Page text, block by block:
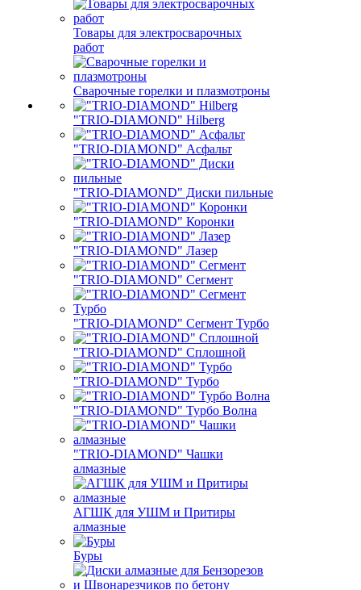
Товары для электросварочных
работ
Сварочные горелки и плазмотроны
"TRIO-DIAMOND" Hilberg
"TRIO-DIAMOND" Асфальт
"TRIO-DIAMOND" Диски пильные
"TRIO-DIAMOND" Коронки
"TRIO-DIAMOND" Лазер
"TRIO-DIAMOND" Сегмент
"TRIO-DIAMOND" Сегмент Турбо
"TRIO-DIAMOND" Сплошной
"TRIO-DIAMOND" Турбо
"TRIO-DIAMOND" Турбо Волна
"TRIO-DIAMOND" Чашки
алмазные
АГШК для УШМ и Притиры
алмазные
Буры